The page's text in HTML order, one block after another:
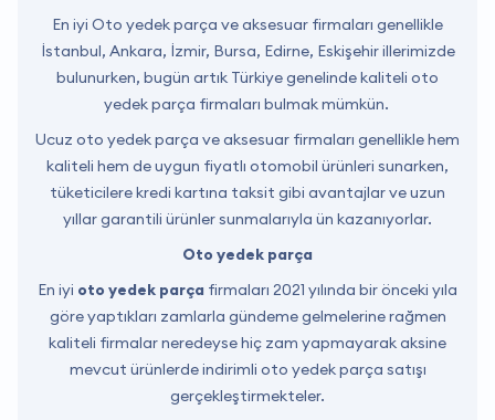
En iyi Oto yedek parça ve aksesuar firmaları genellikle
İstanbul, Ankara, İzmir, Bursa, Edirne, Eskişehir illerimizde
bulunurken, bugün artık Türkiye genelinde kaliteli oto
yedek parça firmaları bulmak mümkün.
Ucuz oto yedek parça ve aksesuar firmaları genellikle hem
kaliteli hem de uygun fiyatlı otomobil ürünleri sunarken,
tüketicilere kredi kartına taksit gibi avantajlar ve uzun
yıllar garantili ürünler sunmalarıyla ün kazanıyorlar.
Oto yedek parça
En iyi oto yedek parça firmaları 2021 yılında bir önceki yıla
göre yaptıkları zamlarla gündeme gelmelerine rağmen
kaliteli firmalar neredeyse hiç zam yapmayarak aksine
mevcut ürünlerde indirimli oto yedek parça satışı
gerçekleştirmekteler.